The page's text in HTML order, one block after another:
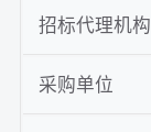
招标代理机构
采购单位